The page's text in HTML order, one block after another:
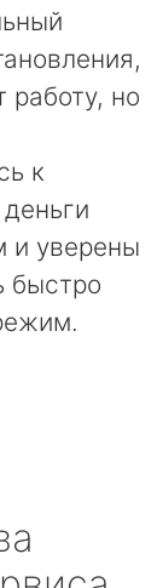
работу, но
к
и уверены
быстро